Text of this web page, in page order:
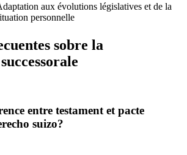
aux évolutions législatives et de la
personnelle
sobre la
entre testament et pacte
suizo?